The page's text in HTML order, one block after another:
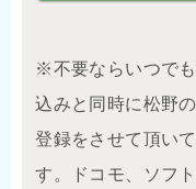
※不要ならいつで
込みと同時に松野
登録をさせて頂い
す。ドコモ、ソフ